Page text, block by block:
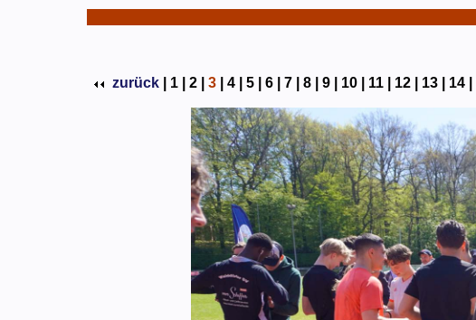
zurück 1 | 2 | 3| 4 | 5 | 6 | 7 | 8 | 9 | 10 | 11 | 12 | 13 | 14 |